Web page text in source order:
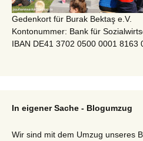
Gedenkort für Burak Bektaş e.V.
Kontonummer: Bank für
IBAN DE41 3702 0500 0001 8163
In eigener Sache - Blogumzug
Wir sind mit dem Umzug unseres